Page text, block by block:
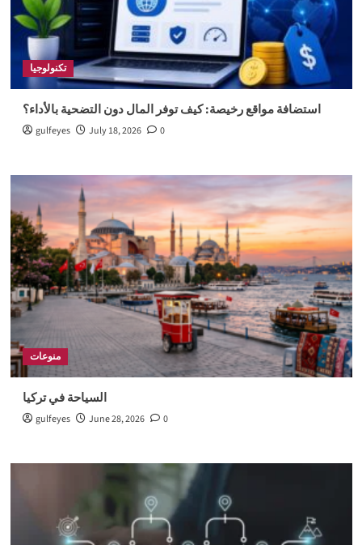
تكنولوجيا
استضافة مواقع رخيصة: كيف توفر المال دون التضحية بالأداء؟
gulfeyes July 18, 2026 0
منوعات
السياحة في تركيا
gulfeyes June 28, 2026 0